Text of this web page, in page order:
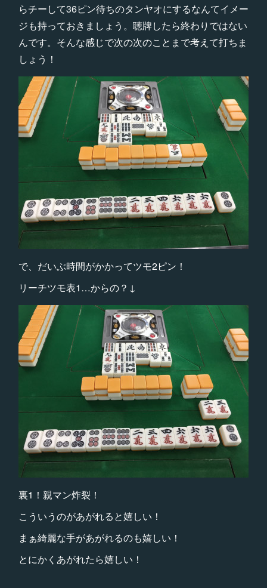
らチーして36ピン待ちのタンヤオにするなんてイメー
ジも持っておきましょう。聴牌したら終わりではない
んです。そんな感じで次の次のことまで考えて打ちま
しょう！
で、だいぶ時間がかかってツモ2ピン！
リーチツモ表1…からの？↓
裏1！親マン炸裂！
こういうのがあがれると嬉しい！
まぁ綺麗な手があがれるのも嬉しい！
とにかくあがれたら嬉しい！